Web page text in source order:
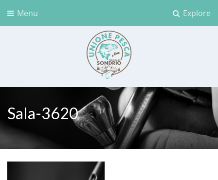
Explore
Menu
Unione Pesca Sondrio
Sala-3620